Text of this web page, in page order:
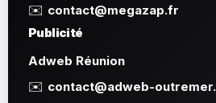
✉️ contact@megazap.fr
Publicité
Adweb Réunion
✉️ contact@adweb-